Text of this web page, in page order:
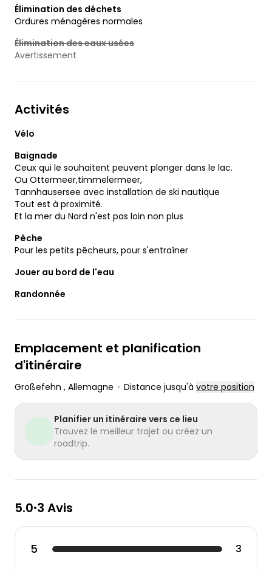
Élimination des déchets
Ordures ménagères normales
Élimination des eaux usées
Avertissement
Activités
Vélo
Baignade
Ceux qui le souhaitent peuvent plonger dans le lac.
Ou Ottermeer,timmelermeer,
Tannhausersee avec installation de ski nautique
Tout est à proximité.
Et la mer du Nord n'est pas loin non plus
Pêche
Pour les petits pêcheurs, pour s'entraîner
Jouer au bord de l'eau
Randonnée
Emplacement et planification
d'itinéraire
Großefehn , Allemagne • Distance jusqu'à votre position
Planifier un itinéraire vers ce lieu
Trouvez le meilleur trajet ou créez un
roadtrip.
5.0•3 Avis
5 3